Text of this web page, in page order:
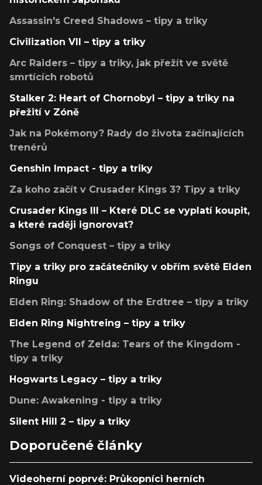
Assassin's Creed Shadows – tipy a triky
Civilization VII – tipy a triky
Arc Raiders – tipy a triky, jak přežít ve světě
smrtících robotů
Stalker 2: Heart of Chornobyl – tipy a triky na
přežití v Zóně
Jak na Pokémony? Rady do života začínajících
trenérů
Genshin Impact - tipy a triky
Za koho začít v Crusader Kings 3? Tipy a triky
Crusader Kings III – Které DLC se vyplatí koupit,
a které raději ignorovat?
Songs of Conquest – tipy a triky
Tipy a triky pro začátečníky v obřím světě Elden
Ringu
Elden Ring: Shadow of the Erdtree – tipy a triky
Elden Ring Nightreing – tipy a triky
The Legend of Zelda: Tears of the Kingdom -
tipy a triky
Hogwarts Legacy – tipy a triky
Dune: Awakening - tipy a triky
Silent Hill 2 – tipy a triky
Doporučené články
Videoherní poprvé: Průkopníci herních